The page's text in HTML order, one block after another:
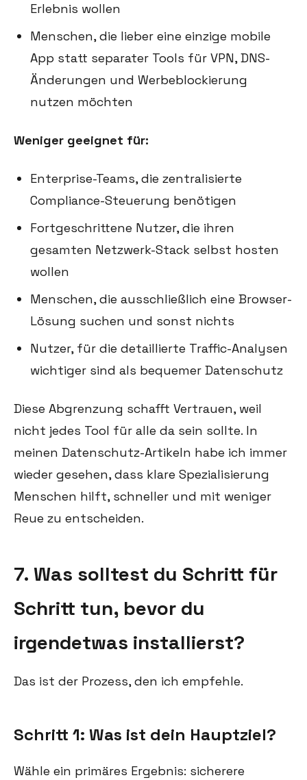
Erlebnis wollen
Menschen, die lieber eine einzige mobile
App statt separater Tools für VPN, DNS-
Änderungen und Werbeblockierung
nutzen möchten
Weniger geeignet für:
Enterprise-Teams, die zentralisierte
Compliance-Steuerung benötigen
Fortgeschrittene Nutzer, die ihren
gesamten Netzwerk-Stack selbst hosten
wollen
Menschen, die ausschließlich eine Browser-
Lösung suchen und sonst nichts
Nutzer, für die detaillierte Traffic-Analysen
wichtiger sind als bequemer Datenschutz
Diese Abgrenzung schafft Vertrauen, weil
nicht jedes Tool für alle da sein sollte. In
meinen Datenschutz-Artikeln habe ich immer
wieder gesehen, dass klare Spezialisierung
Menschen hilft, schneller und mit weniger
Reue zu entscheiden.
7. Was solltest du Schritt für
Schritt tun, bevor du
irgendetwas installierst?
Das ist der Prozess, den ich empfehle.
Schritt 1: Was ist dein Hauptziel?
Wähle ein primäres Ergebnis: sicherere